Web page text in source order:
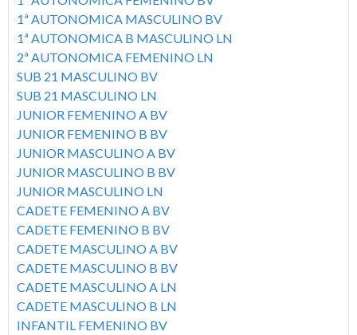
t
e
n
i
d
o
p
r
i
n
c
i
p
n
c
e
s
t
o
V
1ª AUTONOMICA MASCULINO BV
1ª AUTONOMICA B MASCULINO LN
2ª AUTONOMICA FEMENINO LN
SUB 21 MASCULINO BV
SUB 21 MASCULINO LN
JUNIOR FEMENINO A BV
JUNIOR FEMENINO B BV
JUNIOR MASCULINO A BV
JUNIOR MASCULINO B BV
JUNIOR MASCULINO LN
CADETE FEMENINO A BV
CADETE FEMENINO B BV
CADETE MASCULINO A BV
CADETE MASCULINO B BV
CADETE MASCULINO A LN
CADETE MASCULINO B LN
INFANTIL FEMENINO BV